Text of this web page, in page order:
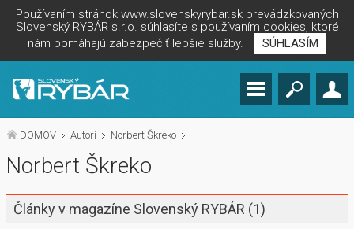
Používaním stránok www.slovenskyrybar.sk prevádzkovaných
Slovenský RYBÁR s.r.o. súhlasíte s používaním cookies, ktoré
nám pomáhajú zabezpečiť lepšie služby.
SÚHLASÍM
DOMOV Autori Norbert Škreko
Norbert Škreko
Články v magazíne Slovenský RYBÁR (1)